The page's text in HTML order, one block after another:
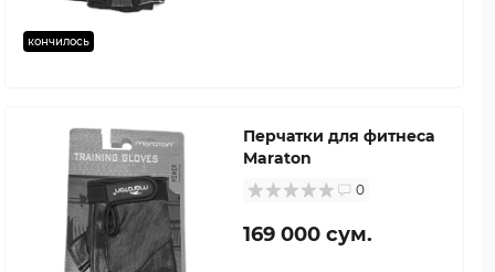
кончилось
Перчатки для фитнеса
Maraton
0
169 000 сум.